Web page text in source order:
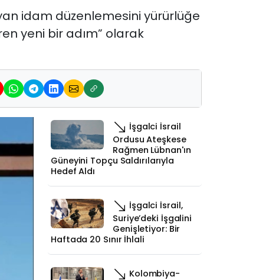
idam düzenlemesini yürürlüğe
yeni bir adım” olarak
İşgalci İsrail
Ordusu Ateşkese
Rağmen Lübnan'ın
Güneyini Topçu Saldırılarıyla
Hedef Aldı
İşgalci İsrail,
Suriye’deki İşgalini
Genişletiyor: Bir
Haftada 20 Sınır İhlali
Kolombiya-